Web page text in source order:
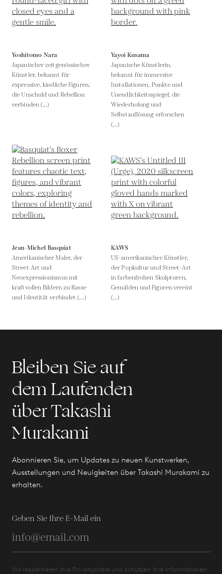
Yoshitomo Nara
Japanischer zeitgenössischer
Künstler, bekannt für
expressive, kindliche Figuren,
die Unschuld und Rebellion
verbinden (...)
Yayoi Kusama
Japanische Künstlerin,
bekannt für immersive
Installationen, Punkte und
Unendlichkeitsspiegel, die
Wiederholung und
Selbstauflösung erforschen
(...)
Jean-Michel Basquiat
Amerikanischer Maler, der
Street Art und
Neoexpressionismus mit
kraftvollen Bildern zu Rasse
und Identität verbindet (...)
KAWS
US-amerikanischer Künstler,
der Popkultur und Street-Art
in farbenfrohen Skulpturen,
Gemälden und Figuren vereint
(...)
Bleiben Sie auf
dem Laufenden
über Takashi
Murakami
Abonnieren Sie, um Updates zu neuen Kunstwerken,
Ausstellungen und Neuigkeiten über Takashi Murakami zu
erhalten.
Geben Sie Ihre E-Mail ein
Wir respektieren Ihre Privatsphäre und schützen Ihre Informationen.